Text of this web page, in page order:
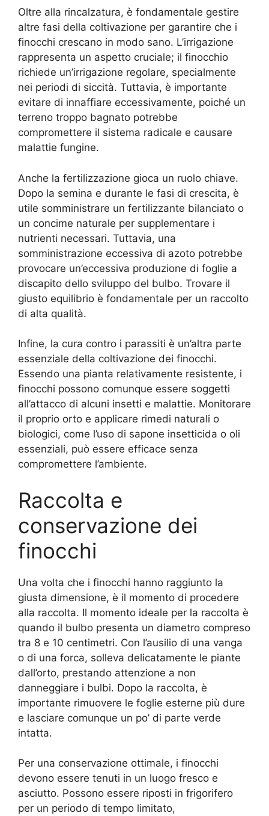
Oltre alla rincalzatura, è fondamentale gestire
altre fasi della coltivazione per garantire che i
finocchi crescano in modo sano. L’irrigazione
rappresenta un aspetto cruciale; il finocchio
richiede un’irrigazione regolare, specialmente
nei periodi di siccità. Tuttavia, è importante
evitare di innaffiare eccessivamente, poiché un
terreno troppo bagnato potrebbe
compromettere il sistema radicale e causare
malattie fungine.
Anche la fertilizzazione gioca un ruolo chiave.
Dopo la semina e durante le fasi di crescita, è
utile somministrare un fertilizzante bilanciato o
un concime naturale per supplementare i
nutrienti necessari. Tuttavia, una
somministrazione eccessiva di azoto potrebbe
provocare un’eccessiva produzione di foglie a
discapito dello sviluppo del bulbo. Trovare il
giusto equilibrio è fondamentale per un raccolto
di alta qualità.
Infine, la cura contro i parassiti è un’altra parte
essenziale della coltivazione dei finocchi.
Essendo una pianta relativamente resistente, i
finocchi possono comunque essere soggetti
all’attacco di alcuni insetti e malattie. Monitorare
il proprio orto e applicare rimedi naturali o
biologici, come l’uso di sapone insetticida o oli
essenziali, può essere efficace senza
compromettere l’ambiente.
Raccolta e
conservazione dei
finocchi
Una volta che i finocchi hanno raggiunto la
giusta dimensione, è il momento di procedere
alla raccolta. Il momento ideale per la raccolta è
quando il bulbo presenta un diametro compreso
tra 8 e 10 centimetri. Con l’ausilio di una vanga
o di una forca, solleva delicatamente le piante
dall’orto, prestando attenzione a non
danneggiare i bulbi. Dopo la raccolta, è
importante rimuovere le foglie esterne più dure
e lasciare comunque un po’ di parte verde
intatta.
Per una conservazione ottimale, i finocchi
devono essere tenuti in un luogo fresco e
asciutto. Possono essere riposti in frigorifero
per un periodo di tempo limitato,